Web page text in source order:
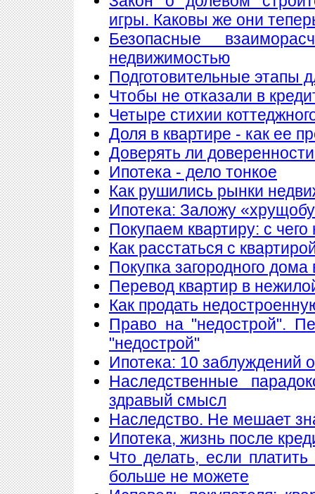
игры. Каковы же они
Безопасные
недвижимостью
Подготовительные этапы
Чтобы не отказали в
Четыре стихии
Доля в квартире - как ее
Доверять ли
Ипотека - дело тонкое
Как рушились рынки
Ипотека: Заложу
Покупаем квартиру: с чего
Как расстаться с
Покупка загородного дома
Перевод квартир в
Как продать
Право на "недострой".
"недострой"
Ипотека: 10 заблуждений
Наследственные
здравый смысл
Наследство. Не мешает
Ипотека, жизнь после
Что делать, если
больше не можете